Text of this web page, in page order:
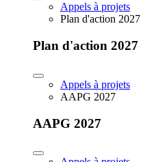
Appels à projets
Plan d'action 2027
Plan d'action 2027
Appels à projets
AAPG 2027
AAPG 2027